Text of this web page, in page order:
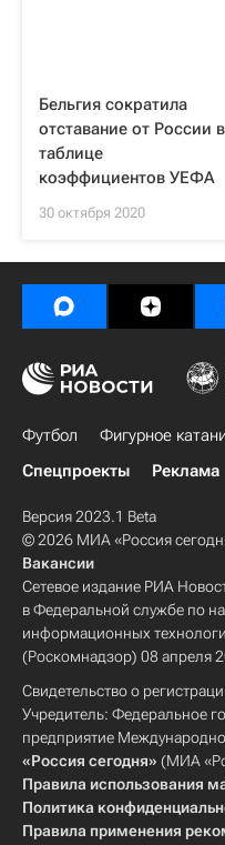
Бельгия сократила
отставание от России в
таблице
коэффициентов УЕФА
30 октября 2020
Футбол Фигурное
Спецпроекты
Реклама
Версия 2023.1 Beta
© 2026 МИА «Россия
Вакансии
Сетевое издание РИА
в Федеральной службе по
информационных
(Роскомнадзор) 08 апреля
Свидетельство о
Учредитель: Федеральное
предприятие
«Россия сегодня» (МИА
Правила использования
Политика
Правила применения